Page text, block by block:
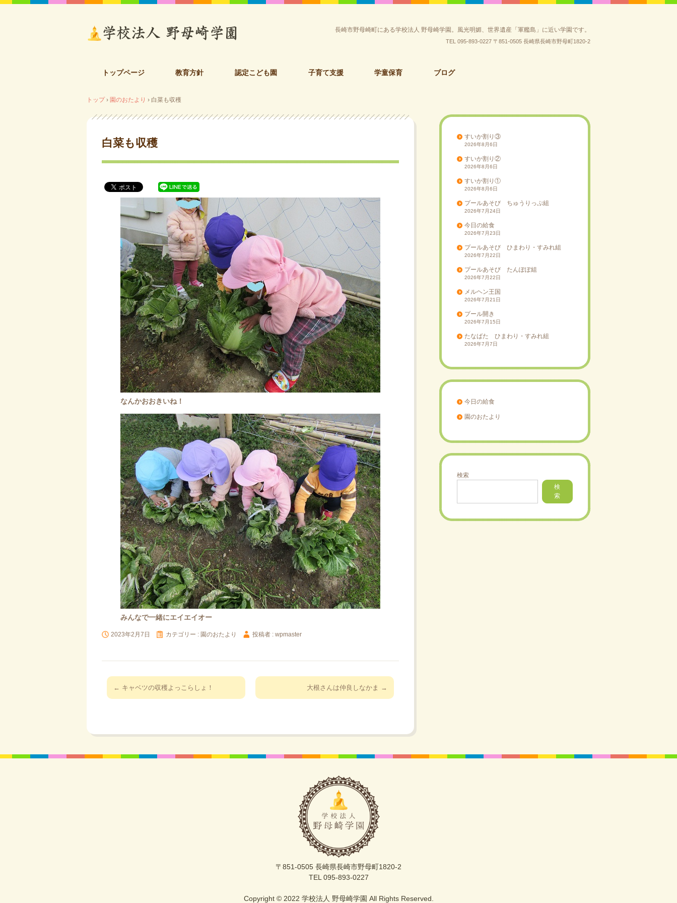
長崎市野母崎町にある学校法人 野母崎学園。風光明媚、世界遺産「軍艦島」に近い学園です。
TEL 095-893-0227 〒851-0505 長崎県長崎市野母町1820-2
トップページ 教育方針 認定こども園 子育て支援 学童保育 ブログ
トップ › 園のおたより › 白菜も収穫
白菜も収穫
なんかおおきいね！
みんなで一緒にエイエイオー
2023年2月7日 カテゴリー : 園のおたより 投稿者 : wpmaster
投
稿
ゲ
シ
← キャベツの収穫よっこらしょ！ 大根さんは仲良しなかま →
すいか割り③
2026年8月6日
すいか割り②
2026年8月6日
すいか割り①
2026年8月6日
プールあそび ちゅうりっぷ組
2026年7月24日
今日の給食
2026年7月23日
プールあそび ひまわり・すみれ組
2026年7月22日
プールあそび たんぽぽ組
2026年7月22日
メルヘン王国
2026年7月21日
プール開き
2026年7月15日
たなばた ひまわり・すみれ組
2026年7月7日
今日の給食
園のおたより
検索
検
索
〒851-0505 長崎県長崎市野母町1820-2
TEL 095-893-0227
Copyright © 2022 学校法人 野母崎学園 All Rights Reserved.